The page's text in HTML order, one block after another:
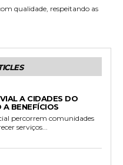
qualidade, respeitando as
A CIDADES DO
BENEFÍCIOS
percorrem comunidades
serviços...